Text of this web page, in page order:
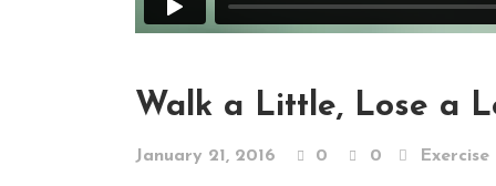
Walk a Little, Lose a
January 21, 2016 0 0 Exercise